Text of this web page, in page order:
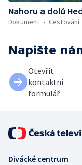
Nahoru a dolů
Dokument
Cestování
Napište
Otevřít
kontaktní
formulář
Divácké centrum